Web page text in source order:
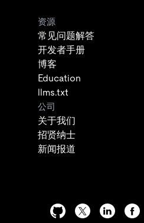
资源
常见问题解答
开发者手册
博客
Education
llms.txt
公司
关于我们
招贤纳士
新闻报道